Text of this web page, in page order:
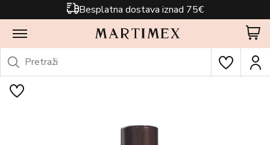
Besplatna dostava iznad 75€